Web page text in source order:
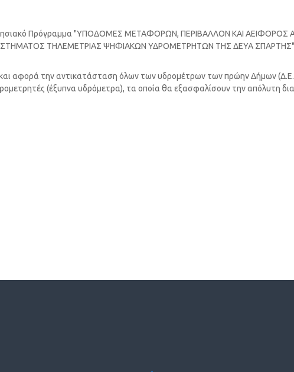
Πρόγραμμα "ΥΠΟΔΟΜΕΣ ΜΕΤΑΦΟΡΩΝ, ΠΕΡΙΒΑΛΛΟΝ ΚΑΙ ΑΕΙΦΟΡΟΣ
ΤΗΛΕΜΕΤΡΙΑΣ ΨΗΦΙΑΚΩΝ ΥΔΡΟΜΕΤΡΗΤΩΝ ΤΗΣ ΔΕΥΑ
αφορά την αντικατάσταση όλων των υδρομέτρων των πρώην Δήμων
(έξυπνα υδρόμετρα), τα οποία θα εξασφαλίσουν την απόλυτη